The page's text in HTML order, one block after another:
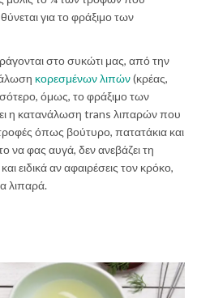
για το φράξιμο των
στο συκώτι μας, από την
κορεσμένων λιπών(κρέας,
όμως, το φράξιμο των
η κατανάλωση trans λιπαρών που
όπως βούτυρο, πατατάκια και
να φας αυγά, δεν ανεβάζει τη
ειδικά αν αφαιρέσεις τον κρόκο,
λιπαρά.